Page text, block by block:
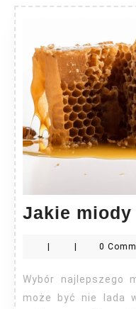
Jakie
| | 0
Wybór najlepszego miodu do codziennego użytku
może być nie lada